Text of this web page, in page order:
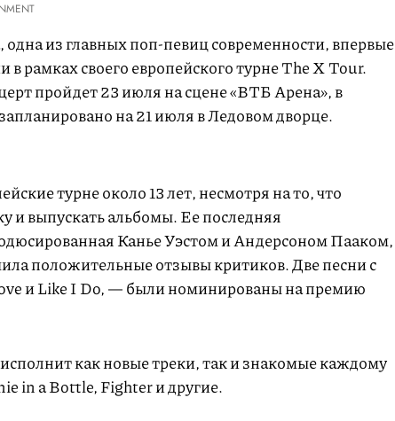
одна из главных поп-певиц современности, впервые
в рамках своего европейского турне The X Tour.
пройдет 23 июля на сцене «ВТБ Арена», в
на 21 июля в Ледовом дворце.
турне около 13 лет, несмотря на то, что
и выпускать альбомы. Ее последняя
Канье Уэстом и Андерсоном Пааком,
положительные отзывы критиков. Две песни с
и Like I Do, — были номинированы на премию
как новые треки, так и знакомые каждому
in a Bottle, Fighter и другие.